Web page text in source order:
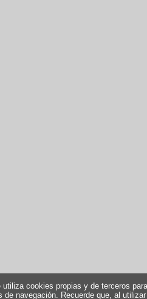
utiliza cookies propias y de terceros
de navegación. Recuerde que, al